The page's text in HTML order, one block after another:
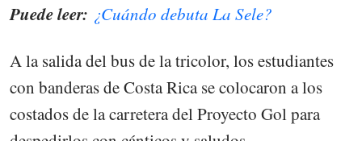
Puede leer: ¿Cuándo debuta La Sele?
A la salida del bus de la tricolor, los estudiantes
con banderas de Costa Rica se colocaron a los
costados de la carretera del Proyecto Gol para